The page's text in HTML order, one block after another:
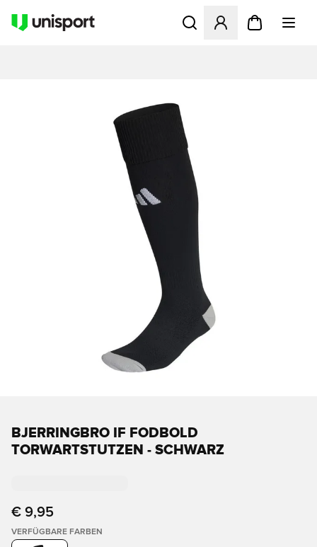
Öffnet ein Fenster zum
BJERRINGBRO IF FODBOLD
TORWARTSTUTZEN - SCHWARZ
€ 9,95
VERFÜGBARE FARBEN